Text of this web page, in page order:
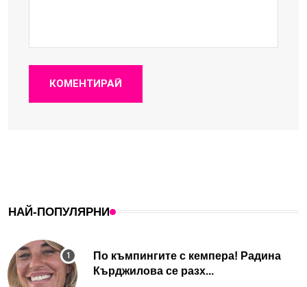
КОМЕНТИРАЙ
НАЙ-ПОПУЛЯРНИ
По къмпингите с кемпера! Радина
Кърджилова се разх...